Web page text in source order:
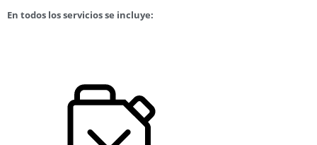
En todos los servicios se incluye: